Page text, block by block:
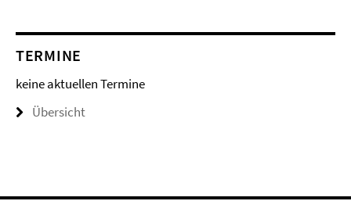
TERMINE
keine aktuellen Termine
Übersicht